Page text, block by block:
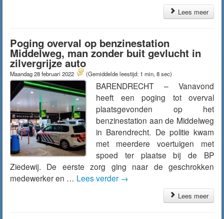
Lees meer
Poging overval op benzinestation
Middelweg, man zonder buit gevlucht in
zilvergrijze auto
Maandag 28 februari 2022 (Gemiddelde leestijd: 1 min, 8 sec)
BARENDRECHT – Vanavond
heeft een poging tot overval
plaatsgevonden op het
benzinestation aan de Middelweg
in Barendrecht. De politie kwam
met meerdere voertuigen met
spoed ter plaatse bij de BP
Ziedewij. De eerste zorg ging naar de geschrokken
medewerker en … Lees verder →
Lees meer